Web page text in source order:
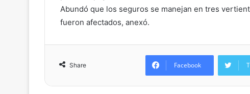
Abundó que los seguros se manejan en tres
fueron afectados, anexó.
Share Facebook